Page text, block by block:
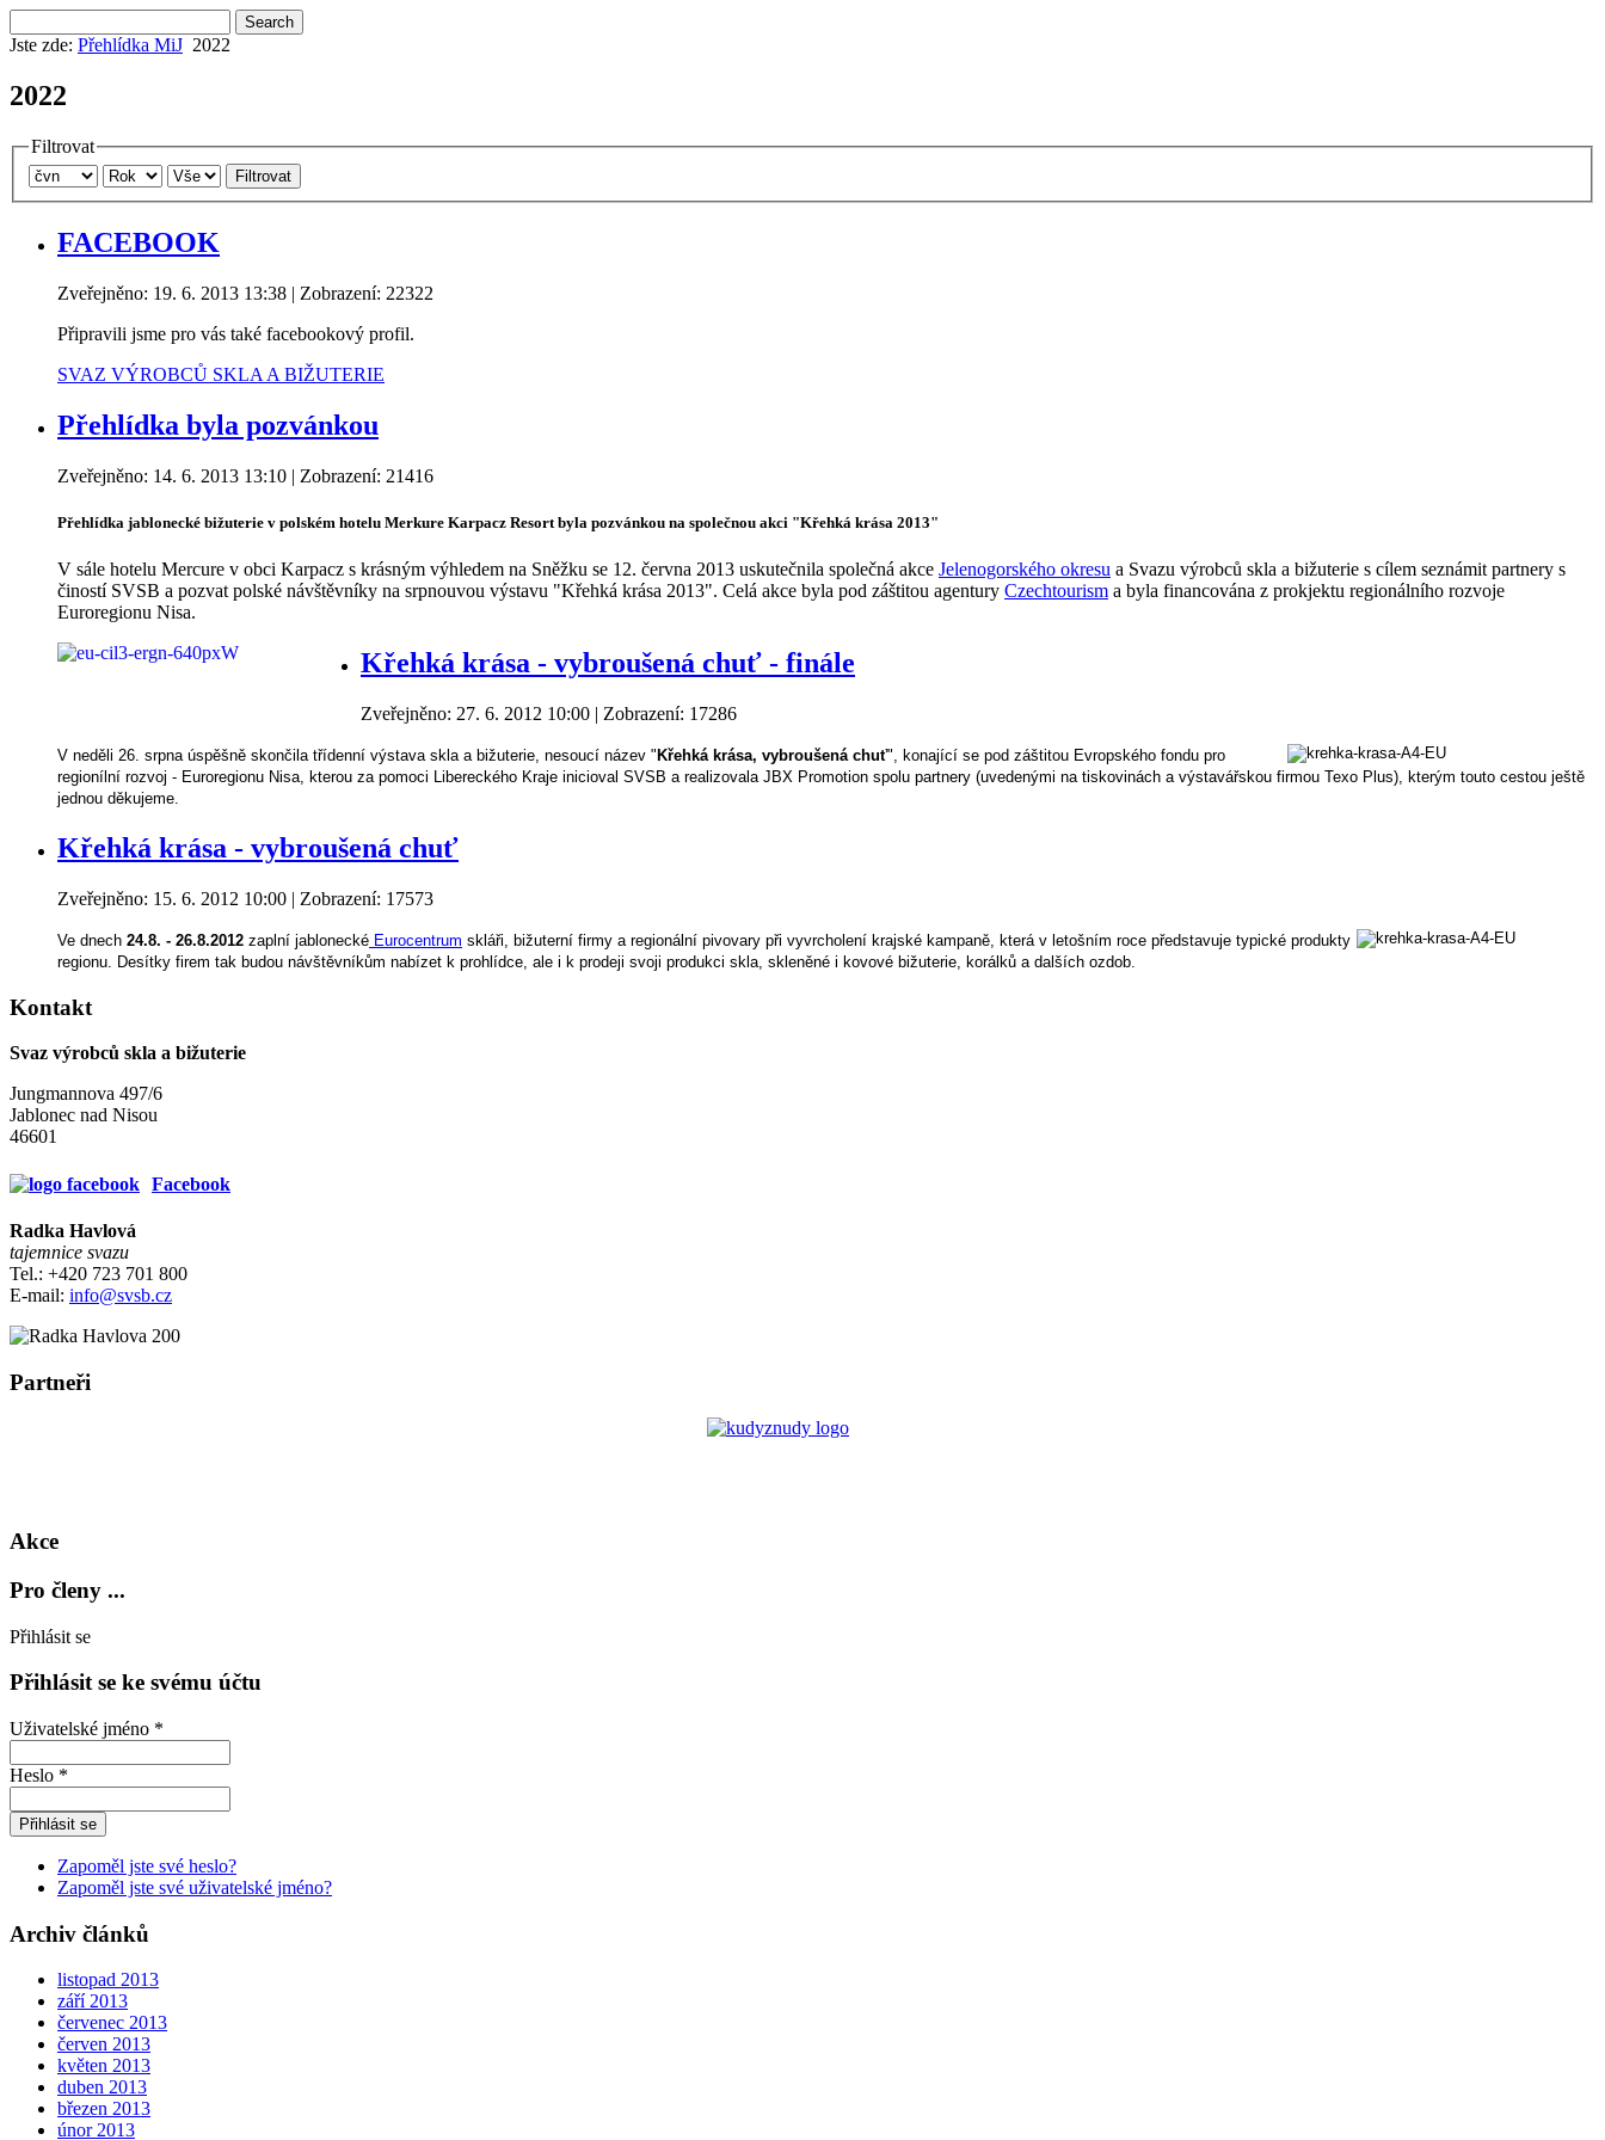
Jste zde: Přehlídka MiJ 2022
2022
Filtrovat
Filtrovat
FACEBOOK
Zveřejněno: 19. 6. 2013 13:38 | Zobrazení: 22322
Připravili jsme pro vás také facebookový profil.
SVAZ VÝROBCŮ SKLA A BIŽUTERIE
Přehlídka byla pozvánkou
Zveřejněno: 14. 6. 2013 13:10 | Zobrazení: 21416
Přehlídka jablonecké bižuterie v polském hotelu Merkure Karpacz Resort byla pozvánkou na společnou akci "Křehká krása 2013"
V sále hotelu Mercure v obci Karpacz s krásným výhledem na Sněžku se 12. června 2013 uskutečnila společná akce Jelenogorského okresu a Svazu výrobců skla a bižuterie s cílem seznámit partnery s
čiností SVSB a pozvat polské návštěvníky na srpnouvou výstavu "Křehká krása 2013". Celá akce byla pod záštitou agentury Czechtourism a byla financována z prokjektu regionálního rozvoje
Euroregionu Nisa.
Křehká krása - vybroušená chuť - finále
Zveřejněno: 27. 6. 2012 10:00 | Zobrazení: 17286
V neděli 26. srpna úspěšně skončila třídenní výstava skla a bižuterie, nesoucí název " Křehká krása, vybroušená chuť", konající se pod záštitou Evropského fondu pro
regionílní rozvoj - Euroregionu Nisa, kterou za pomoci Libereckého Kraje inicioval SVSB a realizovala JBX Promotion spolu partnery (uvedenými na tiskovinách a výstavářskou firmou Texo Plus), kterým touto cestou ještě
jednou děkujeme.
Křehká krása - vybroušená chuť
Zveřejněno: 15. 6. 2012 10:00 | Zobrazení: 17573
Ve dnech 24.8. - 26.8.2012 zaplní jablonecké Eurocentrum skláři, bižuterní firmy a regionální pivovary při vyvrcholení krajské kampaně, která v letošním roce představuje typické produkty
regionu. Desítky firem tak budou návštěvníkům nabízet k prohlídce, ale i k prodeji svoji produkci skla, skleněné i kovové bižuterie, korálků a dalších ozdob.
Kontakt
Svaz výrobců skla a bižuterie
Jungmannova 497/6
Jablonec nad Nisou
46601
Facebook
Radka Havlová
tajemnice svazu
Tel.: +420 723 701 800
E-mail: info@svsb.cz
Partneři
Akce
Pro členy ...
Přihlásit se
Přihlásit se ke svému účtu
Uživatelské jméno *
Heslo *
Zapoměl jste své heslo?
Zapoměl jste své uživatelské jméno?
Archiv článků
listopad 2013
září 2013
červenec 2013
červen 2013
květen 2013
duben 2013
březen 2013
únor 2013